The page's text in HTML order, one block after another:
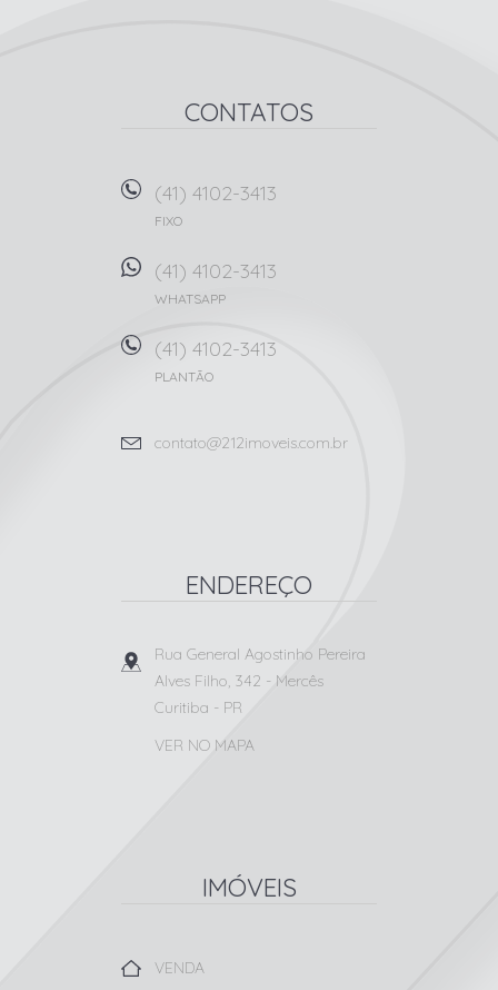
CONTATOS
(41) 4102-3413
FIXO
(41) 4102-3413
WHATSAPP
(41) 4102-3413
PLANTÃO
contato@212imoveis.com.br
ENDEREÇO
Rua General Agostinho Pereira
Alves Filho, 342 - Mercês
Curitiba - PR
VER NO MAPA
IMÓVEIS
VENDA